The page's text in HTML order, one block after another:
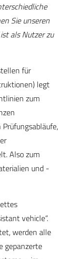
Sie unseren
als Nutzer zu
für
legt
zum
Also zum
und -
vehicle“.
werden alle
gepanzerte